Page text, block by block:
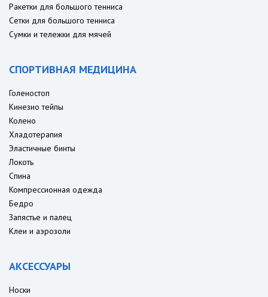
Ракетки для большого тенниса
Сетки для большого тенниса
Сумки и тележки для мячей
СПОРТИВНАЯ МЕДИЦИНА
Голеностоп
Кинезио тейпы
Колено
Хладотерапия
Эластичные бинты
Локоть
Спина
Компрессионная одежда
Бедро
Запястье и палец
Клеи и аэрозоли
АКСЕССУАРЫ
Носки